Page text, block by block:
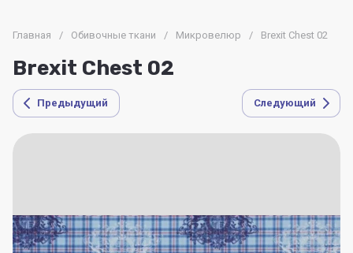
Главная / Обивочные ткани / Микровелюр / Brexit Chest 02
Brexit Chest 02
Предыдущий Следующий